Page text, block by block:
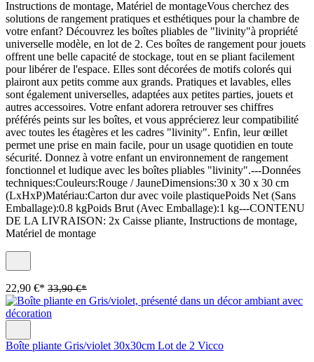
Instructions de montage, Matériel de montageVous cherchez des
solutions de rangement pratiques et esthétiques pour la chambre de
votre enfant? Découvrez les boîtes pliables de "livinity"à propriété
universelle modèle, en lot de 2. Ces boîtes de rangement pour jouets
offrent une belle capacité de stockage, tout en se pliant facilement
pour libérer de l'espace. Elles sont décorées de motifs colorés qui
plairont aux petits comme aux grands. Pratiques et lavables, elles
sont également universelles, adaptées aux petites parties, jouets et
autres accessoires. Votre enfant adorera retrouver ses chiffres
préférés peints sur les boîtes, et vous apprécierez leur compatibilité
avec toutes les étagères et les cadres "livinity". Enfin, leur œillet
permet une prise en main facile, pour un usage quotidien en toute
sécurité. Donnez à votre enfant un environnement de rangement
fonctionnel et ludique avec les boîtes pliables "livinity".---Données
techniques:Couleurs:Rouge / JauneDimensions:30 x 30 x 30 cm
(LxHxP)Matériau:Carton dur avec voile plastiquePoids Net (Sans
Emballage):0.8 kgPoids Brut (Avec Emballage):1 kg---CONTENU
DE LA LIVRAISON: 2x Caisse pliante, Instructions de montage,
Matériel de montage
22,90 €* 33,90 €*
Boîte pliante Gris/violet 30x30cm Lot de 2 Vicco